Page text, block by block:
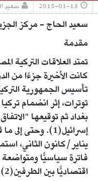
2015-01-13 سعيد
سعيد الحاج - مركز
مقدمة
تمتد العلاقات التركية
كانت الأخيرة جزءًا من
تأسيس الجمهورية
توترات، إثر انضمام
بغداد ثم توقيعها
إسرائيل(1).
يناير/كانون الثاني،
اقتصاديًّا بين الطرفين(2).